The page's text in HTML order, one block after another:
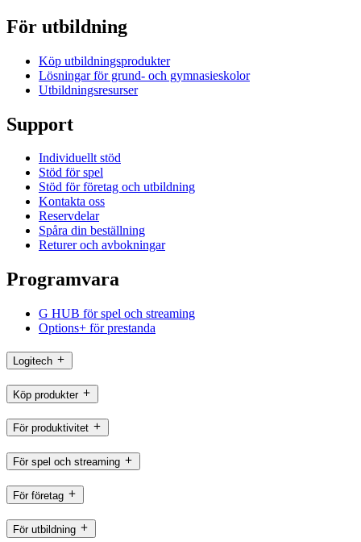
För utbildning
Köp utbildningsprodukter
Lösningar för grund- och gymnasieskolor
Utbildningsresurser
Support
Individuellt stöd
Stöd för spel
Stöd för företag och utbildning
Kontakta oss
Reservdelar
Spåra din beställning
Returer och avbokningar
Programvara
G HUB för spel och streaming
Options+ för prestanda
Logitech
Köp produkter
För produktivitet
För spel och streaming
För företag
För utbildning